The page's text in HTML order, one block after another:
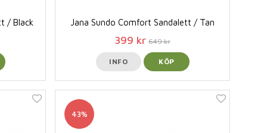
/ Black Jana Sundo Comfort Sandalett / Tan
399 kr 649 kr
INFO KÖP
43%